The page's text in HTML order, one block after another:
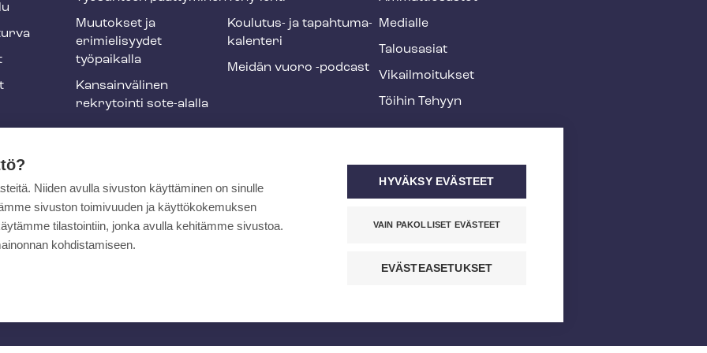
Muutokset ja
erimielisyydet
työpaikalla
Kansainvälinen
rekrytointi sote-alalla
Koulutus- ja ta­pah­tu­ma­
ka­len­te­ri
Meidän vuoro -podcast
Medialle
Talousasiat
Vi­kail­moi­tuk­set
Töihin Tehyyn
Niiden avulla sivuston käyttäminen on sinulle
sivuston toimivuuden ja käyttökokemuksen
tilastointiin, jonka avulla kehitämme sivustoa.
kohdistamiseen.
HYVÄKSY EVÄSTEET
VAIN PAKOLLISET EVÄSTEET
EVÄSTEASETUKSET